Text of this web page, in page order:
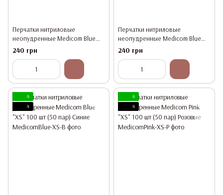
Перчатки нитриловые
неопудренные Medicom Blue
"M" 100 шт (50 пар) Синие
240 грн
Перчатки нитриловые
неопудренные Medicom Blue
"S" 100 шт (50 пар) Синие
240 грн
4
4
4
4